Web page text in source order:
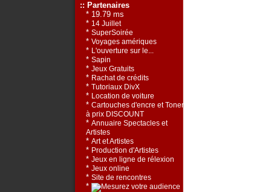
:: Partenaires
* 19.79 ms
* 14 Juillet
* SuperSoirée
* Voyages amériques
* L'ouverture sur le...
* Sapin
* Jeux Gratuits
* Rachat de crédits
* Tutoriaux DivX
* Location de voiture
* Cartouches d'encre et Toners
à prix DISCOUNT
* Annuaire Spectacles et
Artistes
* Art et Artistes
* Production d'Artistes
* Jeux en ligne de rélexion
* Jeux online
* Site de rencontres
*